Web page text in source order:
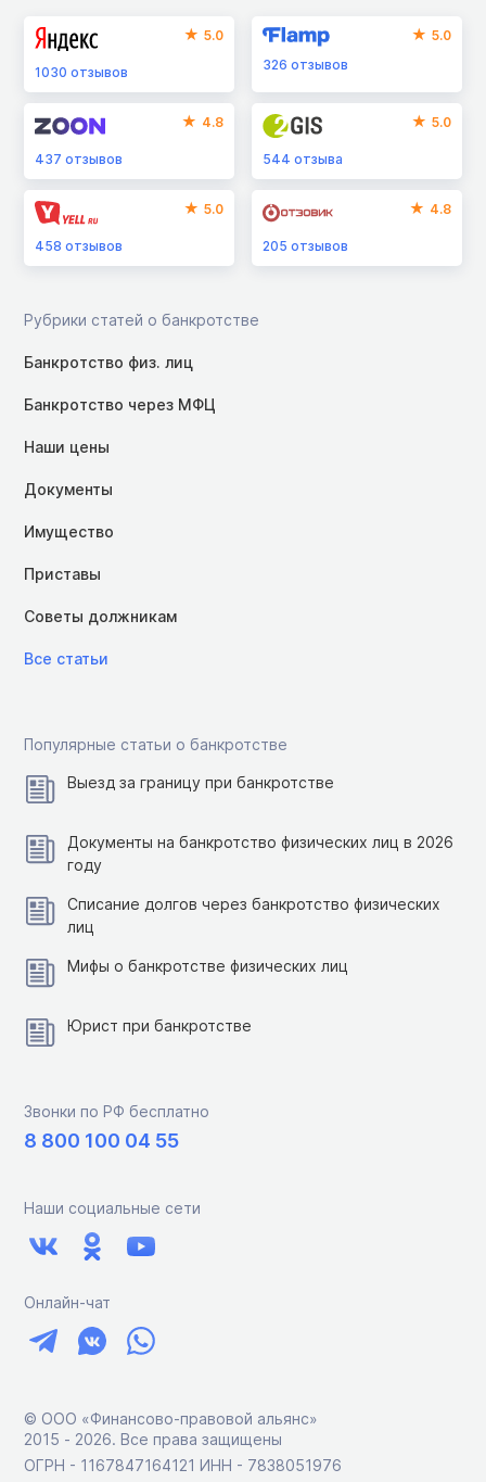
5.0
1030 отзывов
5.0
326отзывов
4.8
437 отзывов
5.0
544отзыва
5.0
458 отзывов
4.8
205отзывов
Рубрики статей о банкротстве
Банкротство физ. лиц
Банкротство через МФЦ
Наши цены
Документы
Имущество
Приставы
Советы должникам
Все статьи
Популярные статьи о банкротстве
Выезд за границу при банкротстве
Документы на банкротство физических лиц в 2026
году
Списание долгов через банкротство физических
лиц
Мифы о банкротстве физических лиц
Юрист при банкротстве
Звонки по РФ бесплатно
8 800 100 04 55
Наши социальные сети
Онлайн-чат
© ООО «Финансово-правовой альянс»
2015 ‑ 2026. Все права защищены
ОГРН - 1167847164121 ИНН - 7838051976